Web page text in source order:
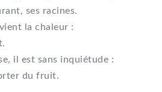
ses racines.
la chaleur :
il est sans inquiétude :
du fruit.